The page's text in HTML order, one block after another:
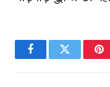
FacebookTwitter